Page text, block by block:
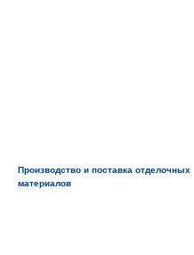
Производство и поставка отделочных
материалов